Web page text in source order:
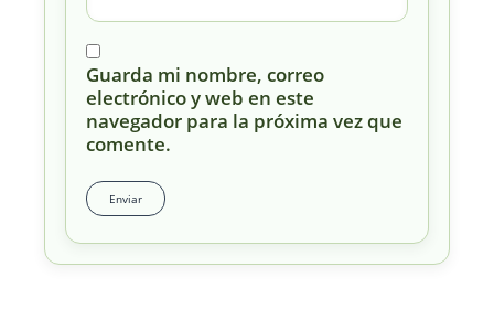
Guarda mi nombre, correo
electrónico y web en este
navegador para la próxima vez que
comente.